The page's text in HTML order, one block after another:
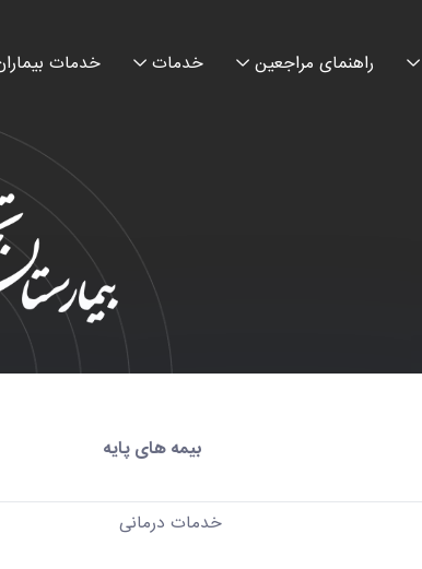
راهنمای مراجعین خدمات خدمات
بیمه های پایه
درمانی آتیه